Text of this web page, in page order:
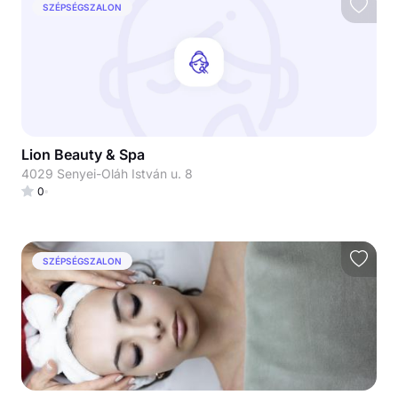
SZÉPSÉGSZALON
Lion Beauty & Spa
4029 Senyei-Oláh István u. 8
0
SZÉPSÉGSZALON